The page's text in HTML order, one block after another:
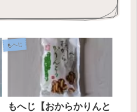
もへじ
もへじ【おからかりんと